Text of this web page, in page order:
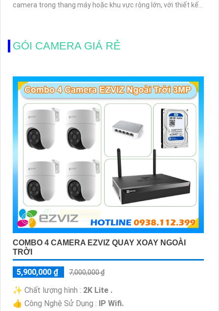
camera trong thang máy hoặc khu vực rộng lớn, với thiết kế
GÓI CAMERA GIÁ RẺ
COMBO 4 CAMERA EZVIZ QUAY XOAY NGOÀI
TRỜI
5,900,000 ₫ 7,000,000 ₫
✨ Chất lượng hình : 2K Lite .
👍 Công Nghệ Sử Dụng : IP Wifi.